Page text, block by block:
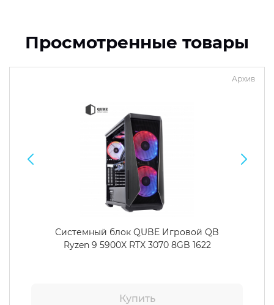
Просмотренные товары
Архив
Системный блок QUBE Игровой QB
Ryzen 9 5900X RTX 3070 8GB 1622
Купить